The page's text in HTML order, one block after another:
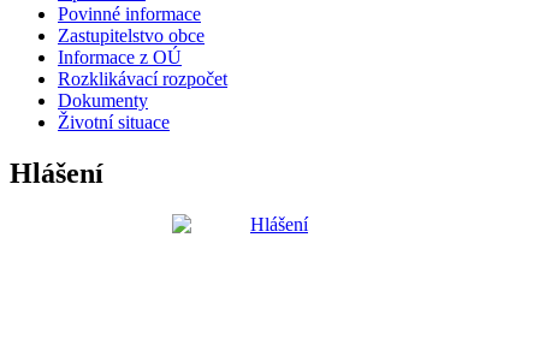
Povinné informace
Zastupitelstvo obce
Informace z OÚ
Rozklikávací rozpočet
Dokumenty
Životní situace
Hlášení